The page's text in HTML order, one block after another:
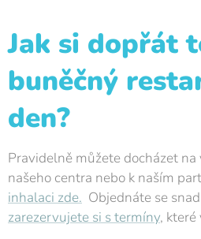
Jak si dopřát
buněčný
den?
Pravidelně můžete docházet
našeho centra nebo k naším
inhalaci zde. Objednáte se
zarezervujete si s termíny,